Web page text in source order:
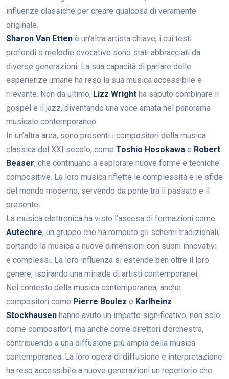
influenze classiche per creare qualcosa di veramente
originale.
Sharon Van Etten è un’altra artista chiave, i cui testi
profondi e melodie evocative sono stati abbracciati da
diverse generazioni. La sua capacità di parlare delle
esperienze umane ha reso la sua musica accessibile e
rilevante. Non da ultimo, Lizz Wright ha saputo combinare il
gospel e il jazz, diventando una voce amata nel panorama
musicale contemporaneo.
In un’altra area, sono presenti i compositori della musica
classica del XXI secolo, come Toshio Hosokawa e Robert
Beaser, che continuano a esplorare nuove forme e tecniche
compositive. La loro musica riflette le complessità e le sfide
del mondo moderno, servendo da ponte tra il passato e il
presente.
La musica elettronica ha visto l’ascesa di formazioni come
Autechre, un gruppo che ha romputo gli schemi tradizionali,
portando la musica a nuove dimensioni con suoni innovativi
e complessi. La loro influenza si estende ben oltre il loro
genere, ispirando una miriade di artisti contemporanei.
Nel contesto della musica contemporanea, anche
compositori come Pierre Boulez e Karlheinz
Stockhausen hanno avuto un impatto significativo, non solo
come compositori, ma anche come direttori d’orchestra,
contribuendo a una diffusione più ampia della musica
contemporanea. La loro opera di diffusione e interpretazione
ha reso accessibile a nuove generazioni un repertorio che